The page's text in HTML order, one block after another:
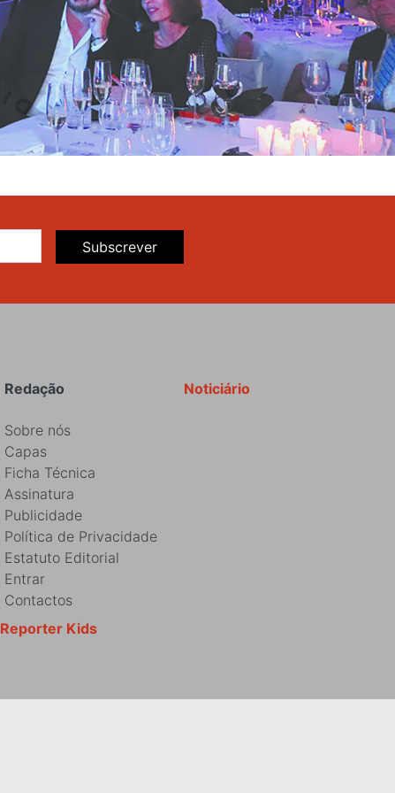
Subscrever
Noticiário
Redação
Sobre nós
Capas
Ficha Técnica
Assinatura
Publicidade
Política de Privacidade
Estatuto Editorial
Entrar
Contactos
Reporter Kids